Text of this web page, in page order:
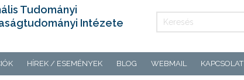
Tudományi
Intézete
HÍREK / ESEMÉNYEK BLOG WEBMAIL KAPCSOLAT